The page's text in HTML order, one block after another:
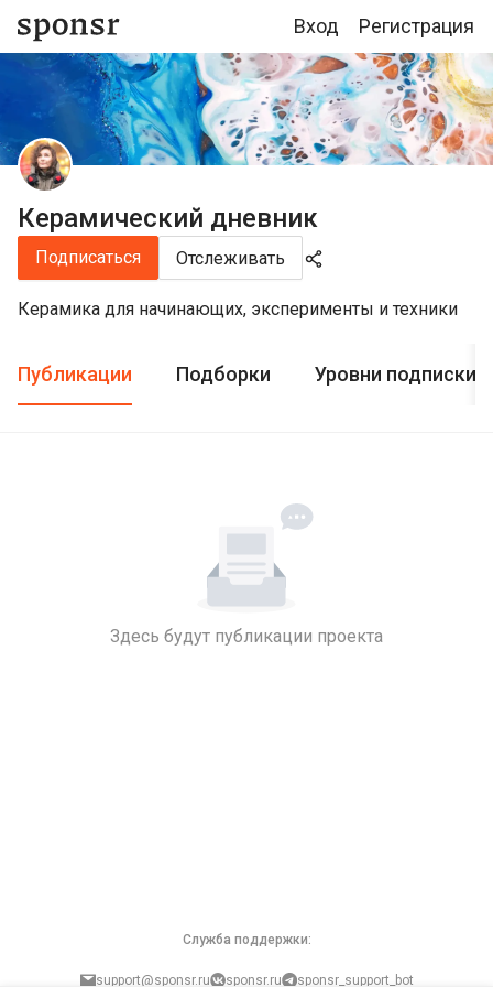
Вход Регистрация
Керамический дневник
Подписаться Отслеживать
Керамика для начинающих, эксперименты и техники
Публикации Подборки Уровни подписки
Здесь будут публикации проекта
Служба поддержки:
support@sponsr.ru sponsr.ru sponsr_support_bot